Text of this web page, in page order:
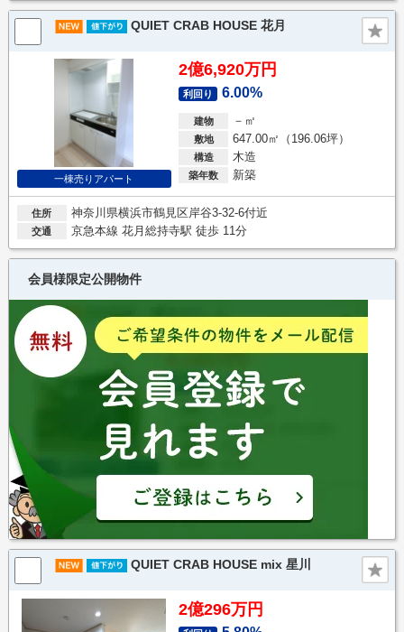
QUIET CRAB HOUSE 花月
一棟売りアパート
2億6,920万円
利回り 6.00%
建物 －㎡
敷地 647.00㎡（196.06坪）
構造 木造
築年数 新築
住所 神奈川県横浜市鶴見区岸谷3-32-6付近
交通 京急本線 花月総持寺駅 徒歩 11分
会員様限定公開物件
QUIET CRAB HOUSE mix 星川
2億296万円